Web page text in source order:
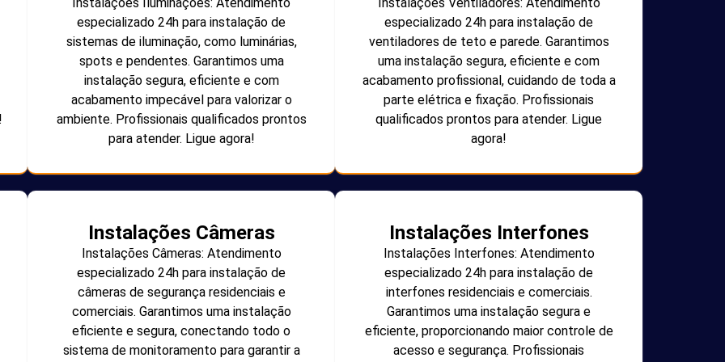
especializado 24h para instalação de
sistemas de iluminação, como luminárias,
spots e pendentes. Garantimos uma
instalação segura, eficiente e com
acabamento impecável para valorizar o
ambiente. Profissionais qualificados prontos
para atender. Ligue agora!
especializado 24h para instalação de
ventiladores de teto e parede. Garantimos
uma instalação segura, eficiente e com
acabamento profissional, cuidando de toda a
parte elétrica e fixação. Profissionais
qualificados prontos para atender. Ligue
agora!
Instalações Câmeras
Instalações Câmeras: Atendimento
especializado 24h para instalação de
câmeras de segurança residenciais e
comerciais. Garantimos uma instalação
eficiente e segura, conectando todo o
sistema de monitoramento para garantir a
Instalações Interfones
Instalações Interfones: Atendimento
especializado 24h para instalação de
interfones residenciais e comerciais.
Garantimos uma instalação segura e
eficiente, proporcionando maior controle de
acesso e segurança. Profissionais